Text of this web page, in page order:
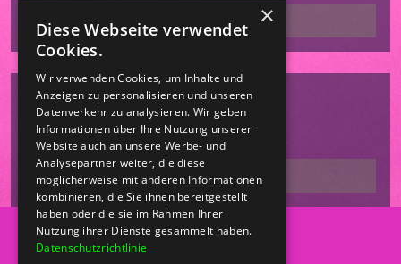
×
Diese Webseite verwendet
Cookies.
Wir verwenden Cookies, um Inhalte und
Anzeigen zu personalisieren und unseren
Datenverkehr zu analysieren. Wir geben
Informationen über Ihre Nutzung unserer
Website auch an unsere Werbe- und
Analysepartner weiter, die diese
möglicherweise mit anderen Informationen
kombinieren, die Sie ihnen bereitgestellt
haben oder die sie im Rahmen Ihrer
Nutzung ihrer Dienste gesammelt haben.
Datenschutzrichtlinie